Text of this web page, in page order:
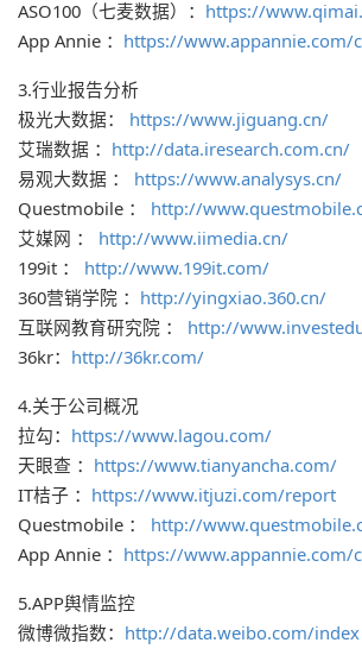
ASO100（七麦数据）： https://
App Annie ： https://www.appannie.com/
3.行业报告分析
极光大数据： https://www.jiguang.cn/
艾瑞数据 ： http://data.iresearch.com.cn/
易观大数据 ： https://www.analysys.cn/
Questmobile ： http://
艾媒网 ： http://www.iimedia.cn/
199it ： http://www.199it.com/
360营销学院 ： http://yingxiao.360.cn/
互联网教育研究院 ： http://
36kr： http://36kr.com/
4.关于公司概况
拉勾： https://www.lagou.com/
天眼查 ： https://www.tianyancha.com/
IT桔子 ： https://www.itjuzi.com/report
Questmobile ： http://
App Annie ： https://www.appannie.com/
5.APP舆情监控
微博微指数： http://data.weibo.com/index
析）
得